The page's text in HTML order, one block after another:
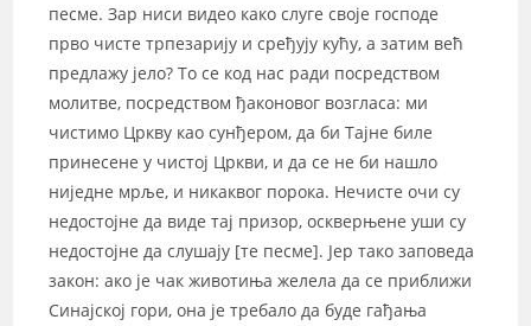
песме. Зар ниси видео како слуге своје господе
прво чисте трпезарију и сређују кућу, а затим већ
предлажу јело? То се код нас ради посредством
молитве, посредством ђаконовог возгласа: ми
чистимо Цркву као сунђером, да би Тајне биле
принесене у чистој Цркви, и да се не би нашло
ниједне мрље, и никаквог порока. Нечисте очи су
недостојне да виде тај призор, оскверњене уши су
недостојне да слушају [те песме]. Јер тако заповеда
закон: ако је чак животиња желела да се приближи
Синајској гори, она је требало да буде гађања